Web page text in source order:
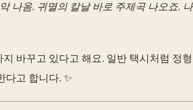
나옴. 귀멸의 칼날 바로 주제곡 나오죠.
바꾸고 있다고 해요. 일반 택시처럼 정
다고 합니다. ✨